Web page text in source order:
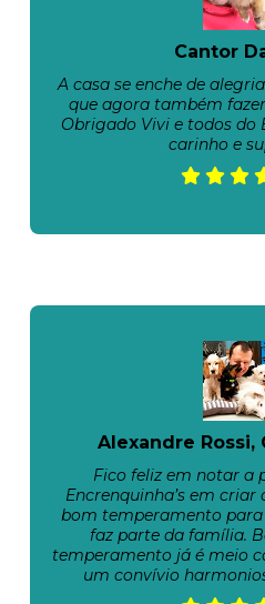
Cantor
A casa se enche de
que agora também
Obrigado Vivi e todos do
carinho e
Alexandre Rossi,
Fico feliz em notar a
Encrenquinha’s em criar
bom temperamento
faz parte da família.
temperamento já é meio
um convívio